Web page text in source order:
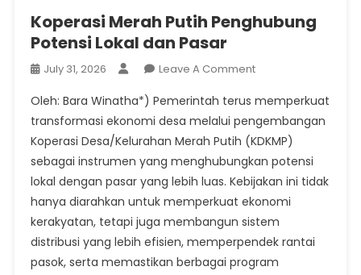
Koperasi Merah Putih Penghubung
Potensi Lokal dan Pasar
July 31, 2026 Leave A CommentOn
Merah
Putih
Penghubung
Potensi
Lokal
Dan
Pasar
Oleh: Bara Winatha*) Pemerintah terus memperkuat
transformasi ekonomi desa melalui pengembangan
Koperasi Desa/Kelurahan Merah Putih (KDKMP)
sebagai instrumen yang menghubungkan potensi
lokal dengan pasar yang lebih luas. Kebijakan ini tidak
hanya diarahkan untuk memperkuat ekonomi
kerakyatan, tetapi juga membangun sistem
distribusi yang lebih efisien, memperpendek rantai
pasok, serta memastikan berbagai program